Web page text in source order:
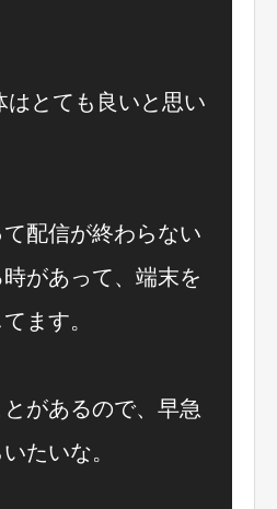
はとても良いと思い
配信が終わらない
があって、端末を
ます。
があるので、早急
たいな。